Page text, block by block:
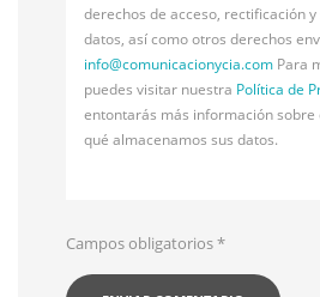
derechos de acceso, rectificación
datos, así como otros derechos
info@comunicacionycia.com Para
puedes visitar nuestra Política de
entontarás más información sobre
qué almacenamos sus datos.
Campos obligatorios*